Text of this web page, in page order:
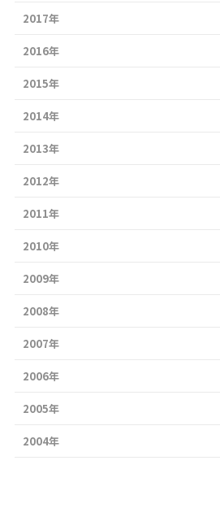
2017年
2016年
2015年
2014年
2013年
2012年
2011年
2010年
2009年
2008年
2007年
2006年
2005年
2004年